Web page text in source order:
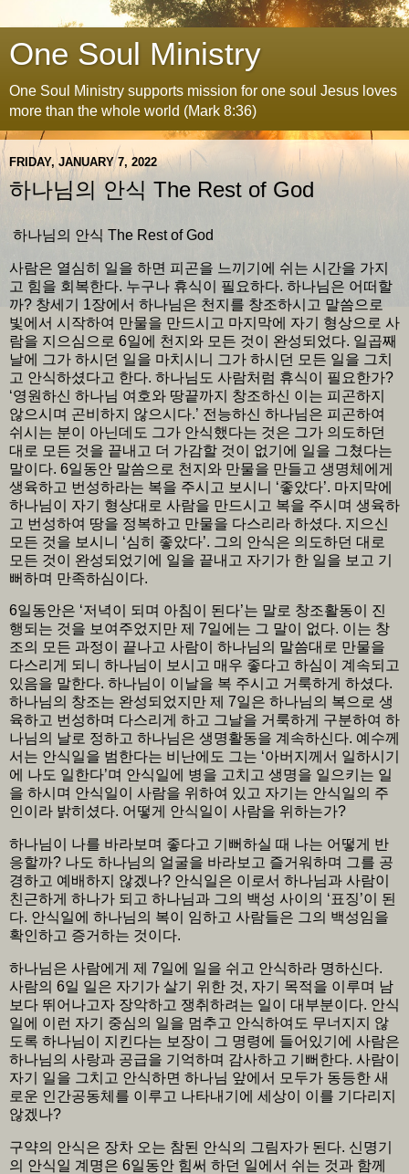
One Soul Ministry
One Soul Ministry supports mission for one soul Jesus loves
more than the whole world (Mark 8:36)
FRIDAY, JANUARY 7, 2022
하나님의 안식 The Rest of God
하나님의 안식 The Rest of God
사람은 열심히 일을 하면 피곤을 느끼기에 쉬는 시간을 가지
고 힘을 회복한다. 누구나 휴식이 필요하다. 하나님은 어떠할
까? 창세기 1장에서 하나님은 천지를 창조하시고 말씀으로
빛에서 시작하여 만물을 만드시고 마지막에 자기 형상으로 사
람을 지으심으로 6일에 천지와 모든 것이 완성되었다. 일곱째
날에 그가 하시던 일을 마치시니 그가 하시던 모든 일을 그치
고 안식하셨다고 한다. 하나님도 사람처럼 휴식이 필요한가?
‘영원하신 하나님 여호와 땅끝까지 창조하신 이는 피곤하지
않으시며 곤비하지 않으시다.’ 전능하신 하나님은 피곤하여
쉬시는 분이 아닌데도 그가 안식했다는 것은 그가 의도하던
대로 모든 것을 끝내고 더 가감할 것이 없기에 일을 그쳤다는
말이다. 6일동안 말씀으로 천지와 만물을 만들고 생명체에게
생육하고 번성하라는 복을 주시고 보시니 ‘좋았다’. 마지막에
하나님이 자기 형상대로 사람을 만드시고 복을 주시며 생육하
고 번성하여 땅을 정복하고 만물을 다스리라 하셨다. 지으신
모든 것을 보시니 ‘심히 좋았다’. 그의 안식은 의도하던 대로
모든 것이 완성되었기에 일을 끝내고 자기가 한 일을 보고 기
뻐하며 만족하심이다.
6일동안은 ‘저녁이 되며 아침이 된다’는 말로 창조활동이 진
행되는 것을 보여주었지만 제 7일에는 그 말이 없다. 이는 창
조의 모든 과정이 끝나고 사람이 하나님의 말씀대로 만물을
다스리게 되니 하나님이 보시고 매우 좋다고 하심이 계속되고
있음을 말한다. 하나님이 이날을 복 주시고 거룩하게 하셨다.
하나님의 창조는 완성되었지만 제 7일은 하나님의 복으로 생
육하고 번성하며 다스리게 하고 그날을 거룩하게 구분하여 하
나님의 날로 정하고 하나님은 생명활동을 계속하신다. 예수께
서는 안식일을 범한다는 비난에도 그는 ‘아버지께서 일하시기
에 나도 일한다’며 안식일에 병을 고치고 생명을 일으키는 일
을 하시며 안식일이 사람을 위하여 있고 자기는 안식일의 주
인이라 밝히셨다. 어떻게 안식일이 사람을 위하는가?
하나님이 나를 바라보며 좋다고 기뻐하실 때 나는 어떻게 반
응할까? 나도 하나님의 얼굴을 바라보고 즐거워하며 그를 공
경하고 예배하지 않겠나? 안식일은 이로서 하나님과 사람이
친근하게 하나가 되고 하나님과 그의 백성 사이의 ‘표징’이 된
다. 안식일에 하나님의 복이 임하고 사람들은 그의 백성임을
확인하고 증거하는 것이다.
하나님은 사람에게 제 7일에 일을 쉬고 안식하라 명하신다.
사람의 6일 일은 자기가 살기 위한 것, 자기 목적을 이루며 남
보다 뛰어나고자 장악하고 쟁취하려는 일이 대부분이다. 안식
일에 이런 자기 중심의 일을 멈추고 안식하여도 무너지지 않
도록 하나님이 지킨다는 보장이 그 명령에 들어있기에 사람은
하나님의 사랑과 공급을 기억하며 감사하고 기뻐한다. 사람이
자기 일을 그치고 안식하면 하나님 앞에서 모두가 동등한 새
로운 인간공동체를 이루고 나타내기에 세상이 이를 기다리지
않겠나?
구약의 안식은 장차 오는 참된 안식의 그림자가 된다. 신명기
의 안식일 계명은 6일동안 힘써 하던 일에서 쉬는 것과 함께